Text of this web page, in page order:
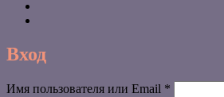
Вход
Имя пользователя или Email *